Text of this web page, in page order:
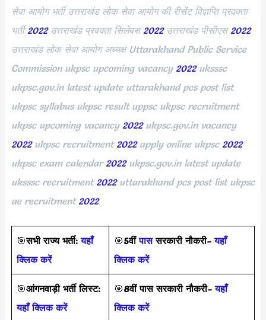
सेवा आयोग भर्ती उत्तराखंड लोक सेवा आयोग की रीसेंट विज्ञप्ति प्रवक्ता
भर्ती 2022उत्तराखंड प्रवक्ता सिलेबस 2022उत्तराखंड पीसीएस 2022
उत्तराखंड लोक सेवा आयोग अध्यक्ष Uttarakhand Public Service
Commission ukpsc upcoming vacancy 2022uksssc
ukpsc.gov.in latest update uttarakhand pcs post list
ukpsc syllabus ukpsc result uppsc ukpsc recruitment
ukpsc upcoming vacancy 2022ukpsc.gov.in vacancy
2022ukpsc recruitment 2022apply online ukpsc 2022
ukpsc exam calendar 2022ukpsc.gov.in latest update
uksssc recruitment 2022uttarakhand pcs post list ukpsc
ae recruitment 2022
🎯सभी राज्य भर्ती: यहाँ
क्लिक करें
🎯5वींपाससरकारी नौकरी- यहाँ
क्लिक करें
🎯आंगनवाड़ी भर्ती लिस्ट:
यहाँ क्लिक करें
🎯8वीं पास सरकारी नौकरी- यहाँ
क्लिक करें